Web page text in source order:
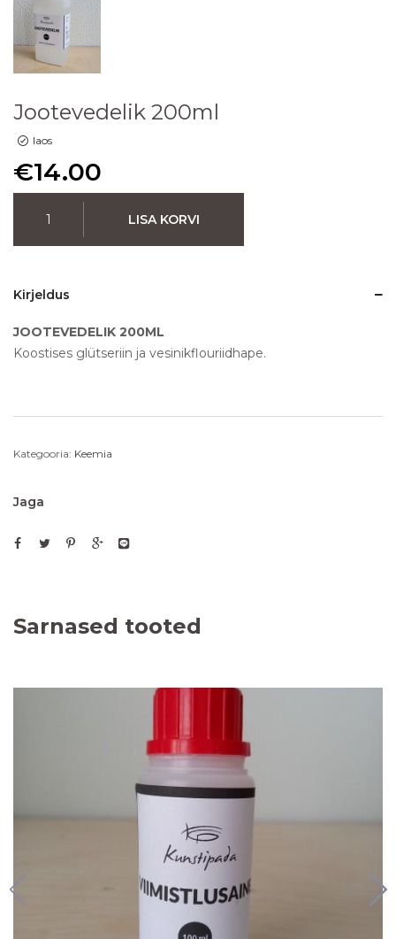
Jootevedelik 200ml
laos
€14.00
LISA KORVI
Kirjeldus
JOOTEVEDELIK 200ML
Koostises glütseriin ja vesinikflouriidhape.
Kategooria: Keemia
Jaga
Sarnased tooted